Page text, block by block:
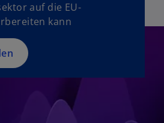
auf die EU-
kann